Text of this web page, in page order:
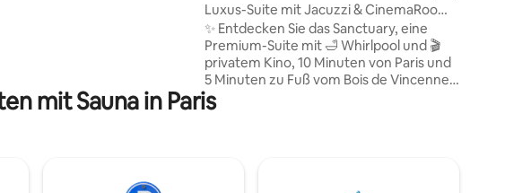
Luxus-Suite mit Jacuzzi & CinemaRoom
– 10 Min. von Paris entfernt
✨️ Entdecken Sie das Sanctuary, eine
Premium-Suite mit 🛁 Whirlpool und 🎬
privatem Kino, 10 Minuten von Paris und
5 Minuten zu Fuß vom Bois de Vincennes
entfernt 🌳 Ein Kokon, der
Wohlbefinden, Komfort und Diskretion in
mit Sauna in Paris